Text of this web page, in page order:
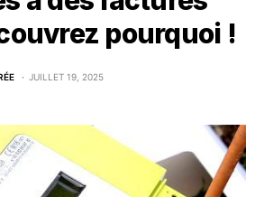
pourquoi !
JUILLET 19, 2025